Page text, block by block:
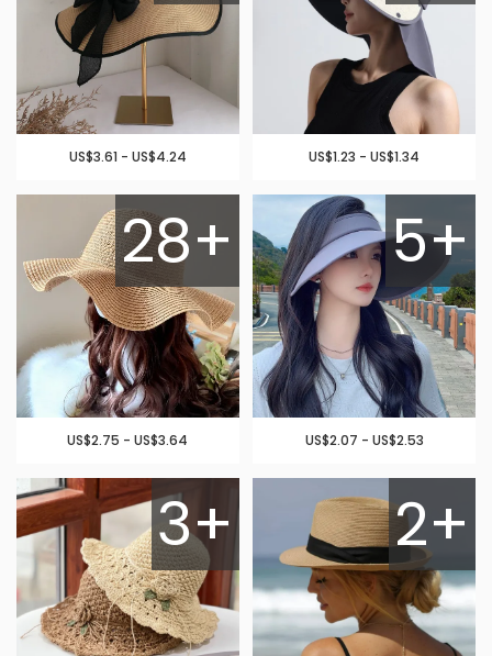
US$1.23 - US$1.34
US$3.61 - US$4.24
5+
US$2.07 - US$2.53
28+
US$2.75 - US$3.64
2+
3+